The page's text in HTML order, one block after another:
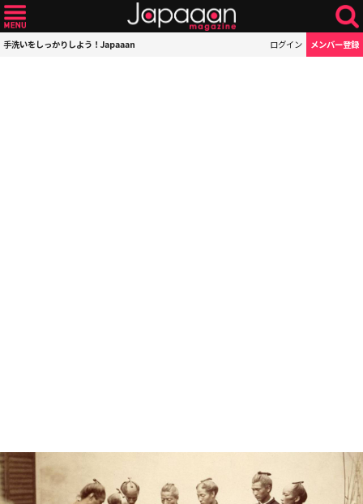
手洗いをしっかりしよう！Japaaan ログイン メンバー登録